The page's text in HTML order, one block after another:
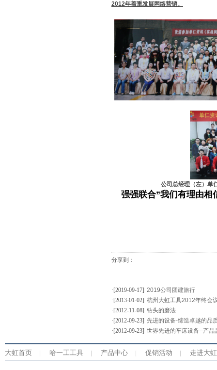
2012年着重发展网络营销。
公司总经理（左）单仁资讯
强强联合”我们有理由相
分享到：
·[2019-09-17] 2019公司团建旅行
·[2013-01-02] 杭州大虹工具2012年终会
·[2012-11-08] 钻头的磨法
·[2012-09-23] 先进的设备-缔造卓越的品
·[2012-09-23] 世界先进的车床设备--产品
大虹首页 哈一工工具 产品中心 促销活动 走进大虹